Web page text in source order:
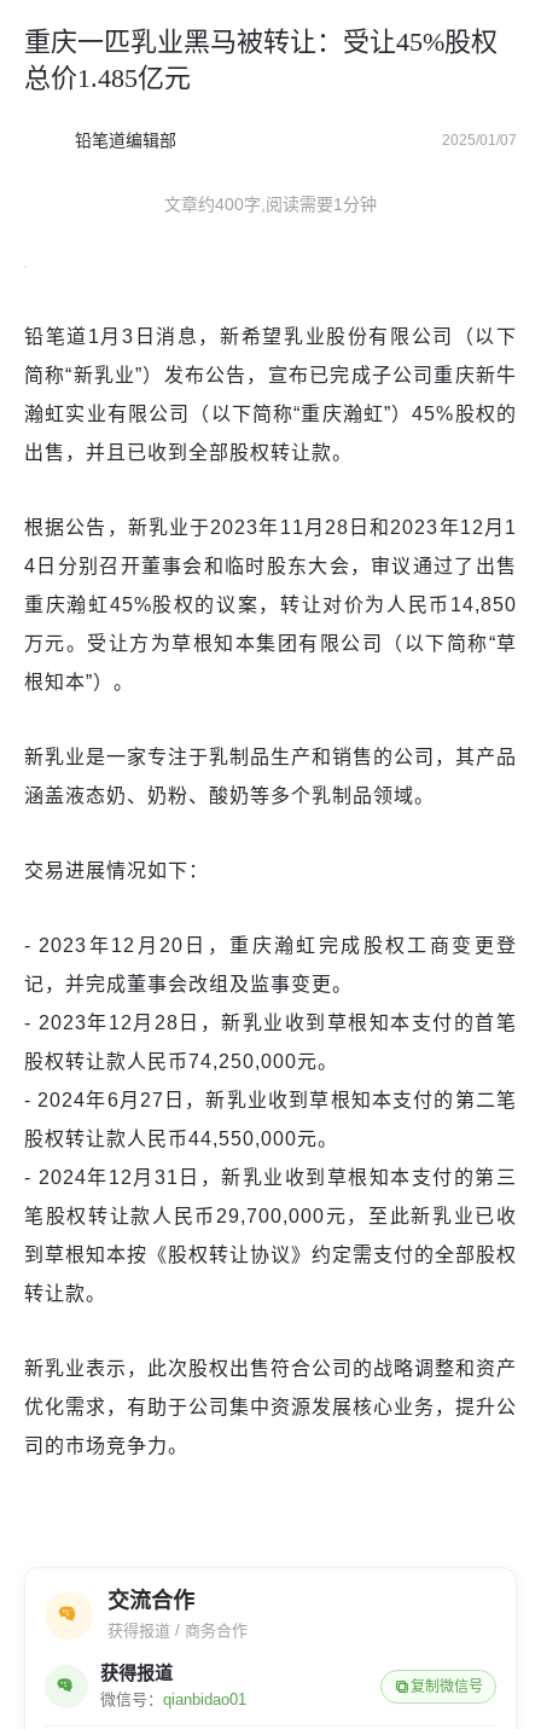
重庆一匹乳业黑马被转让：受让45%股权
总价1.485亿元
铅笔道编辑部 2025/01/07
文章约400字,阅读需要1分钟
铅笔道1月3日消息，新希望乳业股份有限公司（以下
简称“新乳业”）发布公告，宣布已完成子公司重庆新牛
瀚虹实业有限公司（以下简称“重庆瀚虹”）45%股权的
出售，并且已收到全部股权转让款。
根据公告，新乳业于2023年11月28日和2023年12月1
4日分别召开董事会和临时股东大会，审议通过了出售
重庆瀚虹45%股权的议案，转让对价为人民币14,850
万元。受让方为草根知本集团有限公司（以下简称“草
根知本”）。
新乳业是一家专注于乳制品生产和销售的公司，其产品
涵盖液态奶、奶粉、酸奶等多个乳制品领域。
交易进展情况如下：
- 2023年12月20日，重庆瀚虹完成股权工商变更登
记，并完成董事会改组及监事变更。
- 2023年12月28日，新乳业收到草根知本支付的首笔
股权转让款人民币74,250,000元。
- 2024年6月27日，新乳业收到草根知本支付的第二笔
股权转让款人民币44,550,000元。
- 2024年12月31日，新乳业收到草根知本支付的第三
笔股权转让款人民币29,700,000元，至此新乳业已收
到草根知本按《股权转让协议》约定需支付的全部股权
转让款。
新乳业表示，此次股权出售符合公司的战略调整和资产
优化需求，有助于公司集中资源发展核心业务，提升公
司的市场竞争力。
交流合作
获得报道 / 商务合作
获得报道
微信号： qianbidao01
复制微信号